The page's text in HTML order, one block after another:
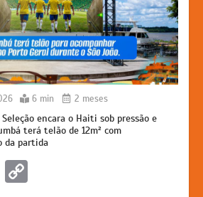
6 min 2 meses
encara o Haiti sob pressão e
terá telão de 12m² com
da partida
M